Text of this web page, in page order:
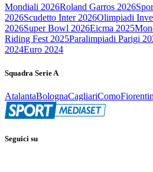
Mondiali 2026Roland Garros 2026
2026Scudetto Inter 2026Olimpiadi
2026Super Bowl 2026Eicma 2025
Riding Fest 2025Paralimpiadi Parigi
2024Euro 2024
Squadra Serie A
AtalantaBolognaCagliariComo
Seguici su